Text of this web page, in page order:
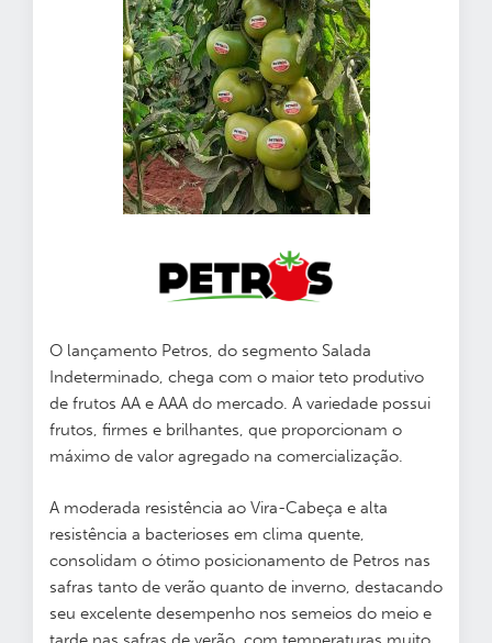
O lançamento Petros, do segmento Salada
Indeterminado, chega com o maior teto produtivo
de frutos AA e AAA do mercado. A variedade possui
frutos, firmes e brilhantes, que proporcionam o
máximo de valor agregado na comercialização.
A moderada resistência ao Vira-Cabeça e alta
resistência a bacterioses em clima quente,
consolidam o ótimo posicionamento de Petros nas
safras tanto de verão quanto de inverno, destacando
seu excelente desempenho nos semeios do meio e